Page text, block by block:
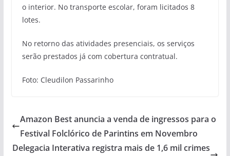
o interior. No transporte escolar, foram licitados 8
lotes.
No retorno das atividades presenciais, os serviços
serão prestados já com cobertura contratual.
Foto: Cleudilon Passarinho
Amazon Best anuncia a venda de ingressos para o
Festival Folclórico de Parintins em Novembro
Delegacia Interativa registra mais de 1,6 mil crimes